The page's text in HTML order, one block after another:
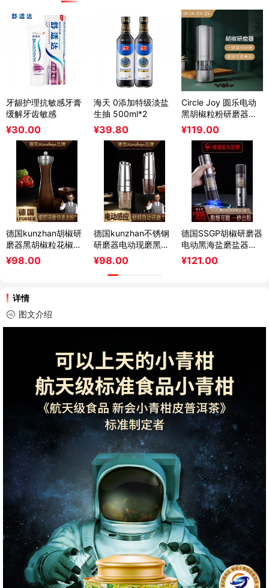
牙龈护理抗敏感牙膏
缓解牙齿敏感
¥30.00
海天 0添加特级淡盐
生抽 500ml*2
¥39.80
Circle Joy 圆乐电动
黑胡椒粒粉研磨器不
锈钢家用海盐芝麻磨
碾粉
¥119.00
德国kunzhan胡椒研
磨器黑胡椒粒花椒手
动玫瑰海盐研磨瓶厨
房家用
¥98.00
德国kunzhan不锈钢
研磨器电动现磨黑胡
椒粒海盐瓶花椒粉家
用厨房
¥98.00
德国SSGP胡椒研磨器
电动黑海盐磨盐器磨
胡椒粉粒神器花椒研
磨瓶
¥121.00
详情
图文介绍